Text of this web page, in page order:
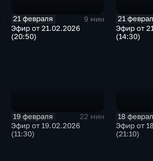
21 февраля
9 мин
Эфир от 21.02.2026
(20:50)
21
Эфир от
(14:30)
19 февраля
22 мин
Эфир от 19.02.2026
(11:30)
18
Эфир от
(21:10)